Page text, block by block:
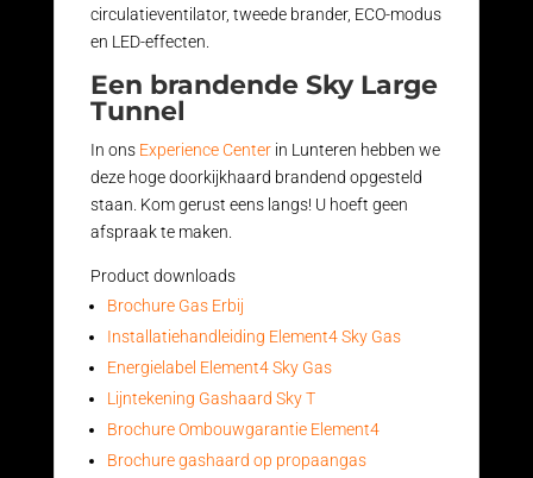
circulatieventilator, tweede brander, ECO-modus
en LED-effecten.
Een brandende Sky Large
Tunnel
In ons Experience Centerin Lunteren hebben we
deze hoge doorkijkhaard brandend opgesteld
staan. Kom gerust eens langs! U hoeft geen
afspraak te maken.
Product downloads
Brochure Gas Erbij
Installatiehandleiding Element4 Sky Gas
Energielabel Element4 Sky Gas
Lijntekening Gashaard Sky T
Brochure Ombouwgarantie Element4
Brochure gashaard op propaangas